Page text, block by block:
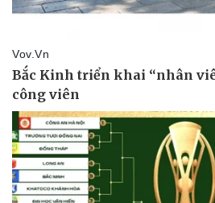
Doanh nghiệp
Thông tin doanh nghiệp
Doanh nghiệp 24h
Doanh nhân
Vì cộng đồng